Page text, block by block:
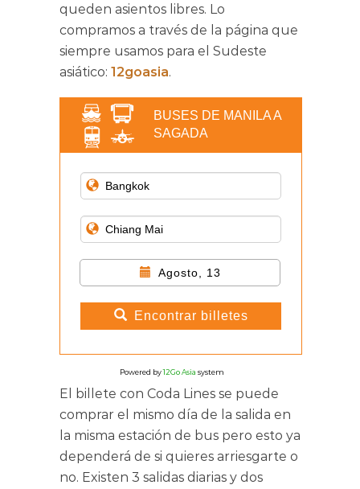
queden asientos libres. Lo
compramos a través de la página que
siempre usamos para el Sudeste
asiático: 12goasia.
BUSES DE MANILA A
SAGADA
Agosto, 13
Encontrar billetes
Powered by12Go Asia system
El billete con Coda Lines se puede
comprar el mismo día de la salida en
la misma estación de bus pero esto ya
dependerá de si quieres arriesgarte o
no. Existen 3 salidas diarias y dos